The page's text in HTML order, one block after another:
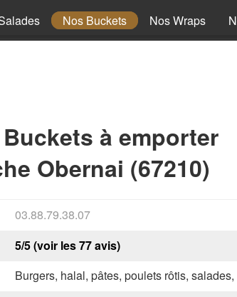
Nos Buckets Nos Wraps
à emporter
Obernai (67210)
03.88.79.38.07
5/5 (voir les 77 avis)
Burgers, halal, pâtes, poulets rôtis,